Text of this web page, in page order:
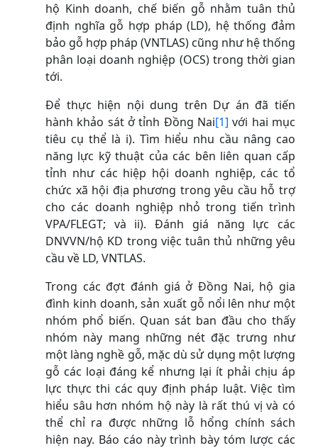
hộ Kinh doanh, chế biến gỗ nhằm tuân thủ
định nghĩa gỗ hợp pháp (LD), hệ thống đảm
bảo gỗ hợp pháp (VNTLAS) cũng như hệ thống
phân loại doanh nghiệp (OCS) trong thời gian
tới.
Để thực hiện nội dung trên Dự án đã tiến
hành khảo sát ở tỉnh Đồng Nai[1] với hai mục
tiêu cụ thể là i). Tìm hiểu nhu cầu nâng cao
năng lực kỹ thuật của các bên liên quan cấp
tỉnh như các hiệp hội doanh nghiệp, các tổ
chức xã hội địa phương trong yêu cầu hỗ trợ
cho các doanh nghiệp nhỏ trong tiến trình
VPA/FLEGT; và ii). Đánh giá năng lực các
DNVVN/hộ KD trong việc tuân thủ những yêu
cầu về LD, VNTLAS.
Trong các đợt đánh giá ở Đồng Nai, hộ gia
đình kinh doanh, sản xuất gỗ nổi lên như một
nhóm phổ biến. Quan sát ban đầu cho thấy
nhóm này mang những nét đặc trưng như
một làng nghề gỗ, mặc dù sử dụng một lượng
gỗ các loại đáng kể nhưng lại ít phải chịu áp
lực thực thi các quy định pháp luật. Việc tìm
hiểu sâu hơn nhóm hộ này là rất thú vị và có
thể chỉ ra được những lỗ hổng chính sách
hiện nay. Báo cáo này trình bày tóm lược các